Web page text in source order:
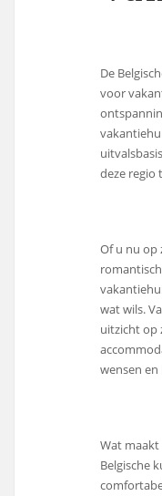
De
voor
deze regio
Of u nu op
wat wils.
uitzicht op
wensen
Wat maakt
Belgische